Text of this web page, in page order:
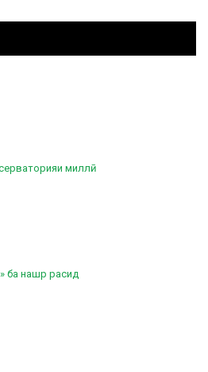
миллӣ
ба нашр расид